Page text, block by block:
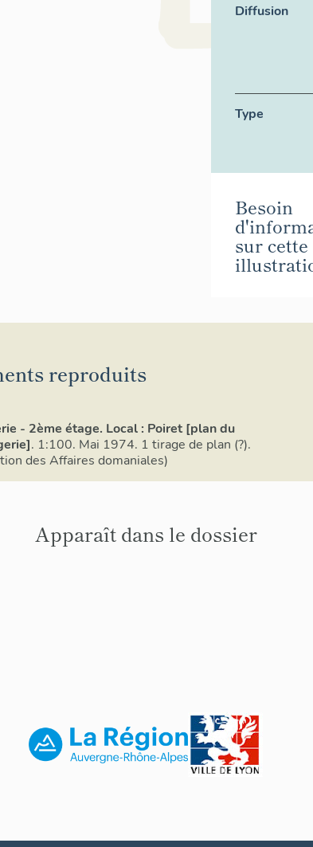
Diffusion
Type
Besoin
sur cette
reproduits
- 2ème étage. Local : Poiret [plan du
. 1:100. Mai 1974. 1 tirage de plan (?).
des Affaires domaniales)
Apparaît dans le dossier